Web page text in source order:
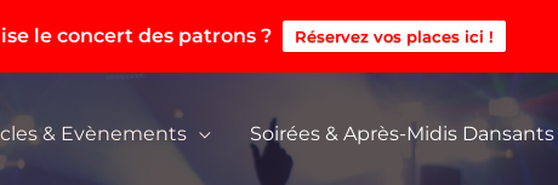
le concert des patrons ? Réservez vos places ici !
& Evènements Soirées & Après-Midis Dansants